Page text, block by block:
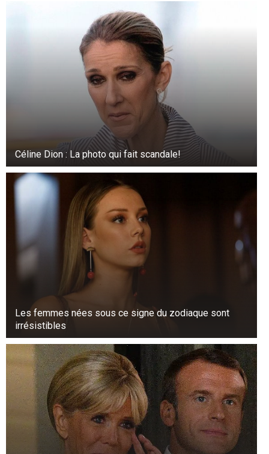
Céline Dion : La photo qui fait scandale!
Les femmes nées sous ce signe du zodiaque sont
irrésistibles